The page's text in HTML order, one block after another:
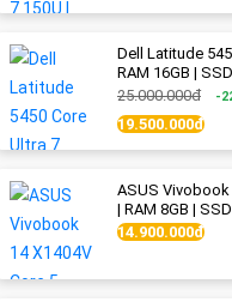
Dell Latitude
RAM 16GB |
(1920x1080) IPS
25.000.000đ -
19.500.000đ
ASUS Vivobook
| RAM 8GB |
(1920x1080) |
14.900.000đ